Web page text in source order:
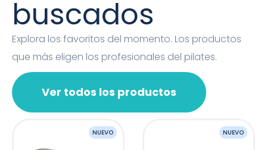
NUEVO NUEVO
Ver todos los productos
buscados
Explora los favoritos del momento. Los productos
que más eligen los profesionales del pilates.